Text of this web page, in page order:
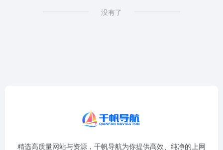
没有了
精选高质量网站与资源，千帆导航为你提供高效、纯净的上网